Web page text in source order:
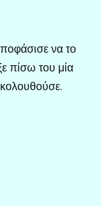
να το
πίσω του μία